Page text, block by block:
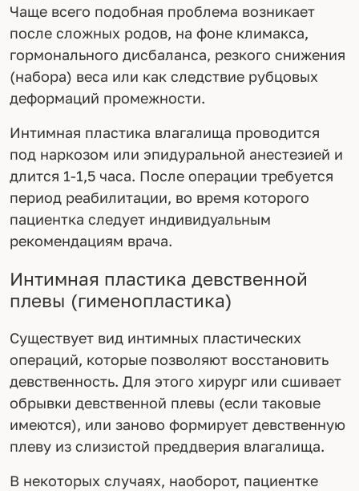
Чаще всего подобная проблема возникает
после сложных родов, на фоне климакса,
гормонального дисбаланса, резкого снижения
(набора) веса или как следствие рубцовых
деформаций промежности.
Интимная пластика влагалища проводится
под наркозом или эпидуральной анестезией и
длится 1-1,5 часа. После операции требуется
период реабилитации, во время которого
пациентка следует индивидуальным
рекомендациям врача.
Интимная пластика девственной
плевы (гименопластика)
Существует вид интимных пластических
операций, которые позволяют восстановить
девственность. Для этого хирург или сшивает
обрывки девственной плевы (если таковые
имеются), или заново формирует девственную
плеву из слизистой преддверия влагалища.
В некоторых случаях, наоборот, пациентке